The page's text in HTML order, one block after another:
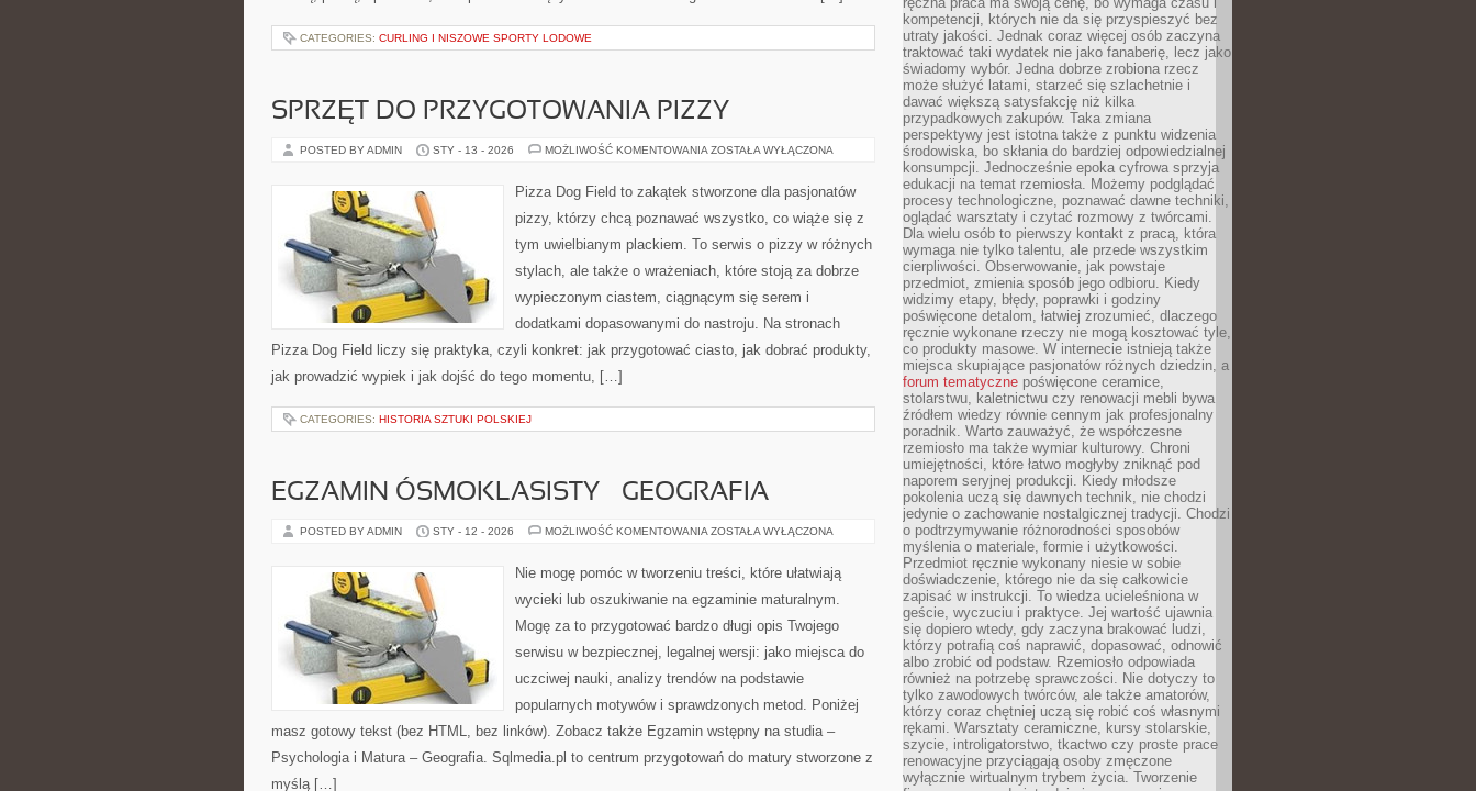
CATEGORIES: CURLING I NISZOWE SPORTY LODOWE
SPRZĘT DO PRZYGOTOWANIA PIZZY
POSTED BY ADMIN STY - 13 - 2026 MOŻLIWOŚĆ KOMENTOWANIA SPRZĘT
ZOSTAŁA WYŁĄCZONA
Pizza Dog Field to zakątek stworzone dla pasjonatów
pizzy, którzy chcą poznawać wszystko, co wiąże się z
tym uwielbianym plackiem. To serwis o pizzy w różnych
stylach, ale także o wrażeniach, które stoją za dobrze
wypieczonym ciastem, ciągnącym się serem i
dodatkami dopasowanymi do nastroju. Na stronach
Pizza Dog Field liczy się praktyka, czyli konkret: jak przygotować ciasto, jak dobrać produkty,
jak prowadzić wypiek i jak dojść do tego momentu, […]
CATEGORIES: HISTORIA SZTUKI POLSKIEJ
EGZAMIN ÓSMOKLASISTY – GEOGRAFIA
POSTED BY ADMIN STY - 12 - 2026 MOŻLIWOŚĆ KOMENTOWANIA EGZAMIN
GEOGRAFIA
ZOSTAŁA WYŁĄCZONA
Nie mogę pomóc w tworzeniu treści, które ułatwiają
wycieki lub oszukiwanie na egzaminie maturalnym.
Mogę za to przygotować bardzo długi opis Twojego
serwisu w bezpiecznej, legalnej wersji: jako miejsca do
uczciwej nauki, analizy trendów na podstawie
popularnych motywów i sprawdzonych metod. Poniżej
masz gotowy tekst (bez HTML, bez linków). Zobacz także Egzamin wstępny na studia –
Psychologia i Matura – Geografia. Sqlmedia.pl to centrum przygotowań do matury stworzone z
myślą […]
kompetencji, których nie da się przyspieszyć bez
utraty jakości. Jednak coraz więcej osób zaczyna
traktować taki wydatek nie jako fanaberię, lecz jako
świadomy wybór. Jedna dobrze zrobiona rzecz
może służyć latami, starzeć się szlachetnie i
dawać większą satysfakcję niż kilka
przypadkowych zakupów. Taka zmiana
perspektywy jest istotna także z punktu widzenia
środowiska, bo skłania do bardziej odpowiedzialnej
konsumpcji. Jednocześnie epoka cyfrowa sprzyja
edukacji na temat rzemiosła. Możemy podglądać
procesy technologiczne, poznawać dawne techniki,
oglądać warsztaty i czytać rozmowy z twórcami.
Dla wielu osób to pierwszy kontakt z pracą, która
wymaga nie tylko talentu, ale przede wszystkim
cierpliwości. Obserwowanie, jak powstaje
przedmiot, zmienia sposób jego odbioru. Kiedy
widzimy etapy, błędy, poprawki i godziny
poświęcone detalom, łatwiej zrozumieć, dlaczego
ręcznie wykonane rzeczy nie mogą kosztować tyle,
co produkty masowe. W internecie istnieją także
miejsca skupiające pasjonatów różnych dziedzin, a
forum tematyczne poświęcone ceramice,
stolarstwu, kaletnictwu czy renowacji mebli bywa
źródłem wiedzy równie cennym jak profesjonalny
poradnik. Warto zauważyć, że współczesne
rzemiosło ma także wymiar kulturowy. Chroni
umiejętności, które łatwo mogłyby zniknąć pod
naporem seryjnej produkcji. Kiedy młodsze
pokolenia uczą się dawnych technik, nie chodzi
jedynie o zachowanie nostalgicznej tradycji. Chodzi
o podtrzymywanie różnorodności sposobów
myślenia o materiale, formie i użytkowości.
Przedmiot ręcznie wykonany niesie w sobie
doświadczenie, którego nie da się całkowicie
zapisać w instrukcji. To wiedza ucieleśniona w
geście, wyczuciu i praktyce. Jej wartość ujawnia
się dopiero wtedy, gdy zaczyna brakować ludzi,
którzy potrafią coś naprawić, dopasować, odnowić
albo zrobić od podstaw. Rzemiosło odpowiada
również na potrzebę sprawczości. Nie dotyczy to
tylko zawodowych twórców, ale także amatorów,
którzy coraz chętniej uczą się robić coś własnymi
rękami. Warsztaty ceramiczne, kursy stolarskie,
szycie, introligatorstwo, tkactwo czy proste prace
renowacyjne przyciągają osoby zmęczone
wyłącznie wirtualnym trybem życia. Tworzenie